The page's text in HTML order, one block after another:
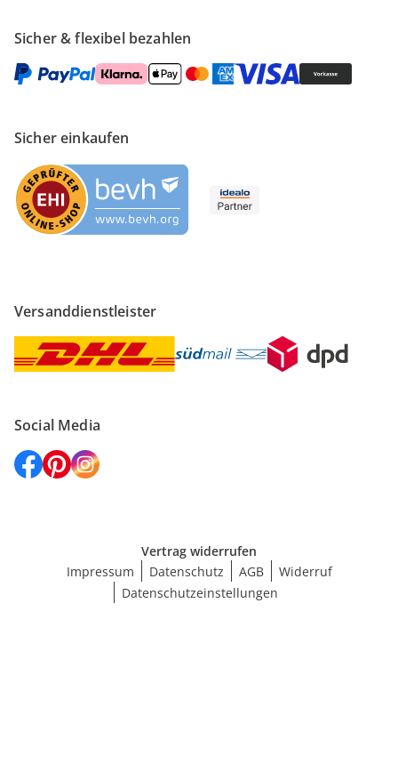
Sicher & flexibel bezahlen
Sicher einkaufen
Versanddienstleister
Social Media
Vertrag widerrufen
Impressum
Datenschutz AGB
Widerruf
Datenschutzeinstellungen